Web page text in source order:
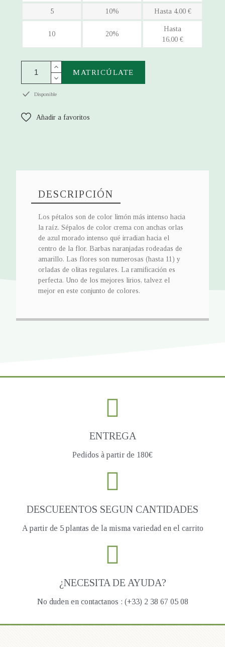
5 10% Hasta 4,00 €
10 20%
Hasta
16,00 €
MATRICÚLATE
Disponible
Añadir a favoritos
DESCRIPCIÓN
Los pétalos son de color limón más intenso hacia
la raíz. Sépalos de color crema con anchas orlas
de azul morado intenso qué irradian hacia el
centro de la flor. Barbas naranjadas rodeadas de
amarillo. Las flores son numerosas (hasta 11) y
orladas de olitas regulares. La ramificación es
perfecta. Uno de los mejores lirios, talvez el
mejor en este conjunto de colores.
ENTREGA
Pedidos à partir de 180€
DESCUEENTOS SEGUN CANTIDADES
A partir de 5 plantas de la misma variedad en el carrito
¿NECESITA DE AYUDA?
No duden en contactanos : (+33) 2 38 67 05 08